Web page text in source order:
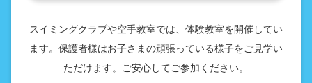
スイミングクラブや空手教室では、体験教室を開催してい
ます。保護者様はお子さまの頑張っている様子をご見学い
ただけます。ご安心してご参加ください。